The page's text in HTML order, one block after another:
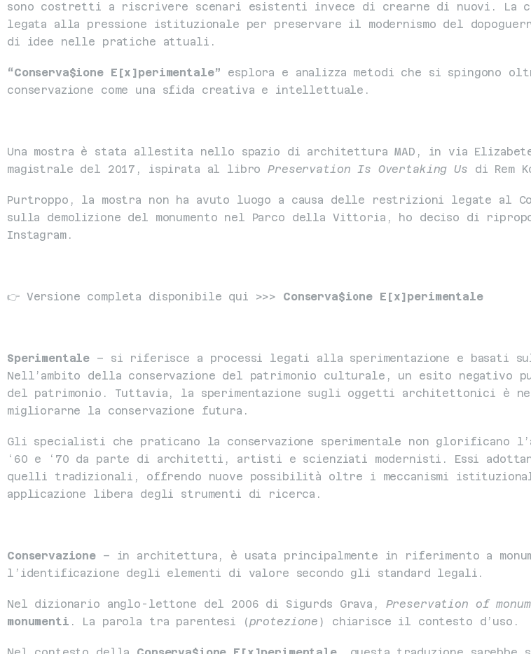
sono costretti a riscrivere scenari esistenti invece di crearne di nuovi. La
legata alla pressione istituzionale per preservare il modernismo del
di idee nelle pratiche attuali.
“Conserva$ione E[x]perimentale” esplora e analizza metodi che si spingono
conservazione come una sfida creativa e intellettuale.
Una mostra è stata allestita nello spazio di architettura MAD, in via
magistrale del 2017, ispirata al libro Preservation Is Overtaking Us di Rem
Purtroppo, la mostra non ha avuto luogo a causa delle restrizioni legate al
sulla demolizione del monumento nel Parco della Vittoria, ho deciso di
Instagram.
👉 Versione completa disponibile qui >>> Conserva$ione E[x]perimentale
Sperimentale – si riferisce a processi legati alla sperimentazione e basati
Nell’ambito della conservazione del patrimonio culturale, un esito negativo
del patrimonio. Tuttavia, la sperimentazione sugli oggetti architettonici è
migliorarne la conservazione futura.
Gli specialisti che praticano la conservazione sperimentale non glorificano
‘60 e ‘70 da parte di architetti, artisti e scienziati modernisti. Essi
quelli tradizionali, offrendo nuove possibilità oltre i meccanismi
applicazione libera degli strumenti di ricerca.
Conservazione – in architettura, è usata principalmente in riferimento a
l’identificazione degli elementi di valore secondo gli standard legali.
Nel dizionario anglo-lettone del 2006 di Sigurds Grava, Preservation of
monumenti . La parola tra parentesi (protezione ) chiarisce il contesto d’uso.